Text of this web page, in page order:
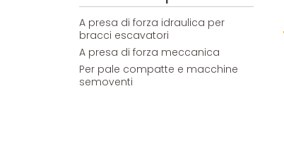
A presa di forza idraulica per
bracci escavatori
A presa di forza meccanica
Per pale compatte e macchine
semoventi